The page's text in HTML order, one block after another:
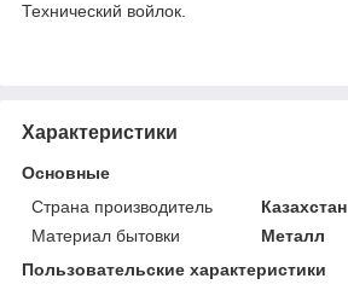
Технический войлок.
Характеристики
Основные
Страна производитель
Казахстан
Материал бытовки
Металл
Пользовательские характеристики